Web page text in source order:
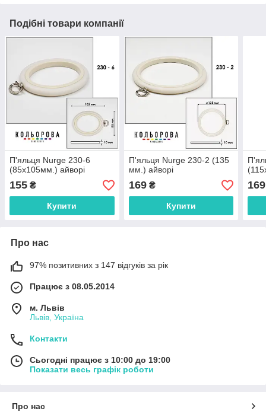
Подібні товари компанії
П'яльця Nurge 230-6
(85х105мм.) айворі
155 ₴
Купити
П'яльця Nurge 230-2 (135
мм.) айворі
169₴
Купити
169
Про нас
97% позитивних з 147 відгуків за рік
Працює з 08.05.2014
м. Львів
Львів, Україна
Контакти
Сьогодні працює з 10:00 до 19:00
Показати весь графік роботи
Про нас